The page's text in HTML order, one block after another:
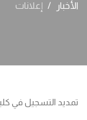
الأخبار إعلانات
تمديد التسجيل في كليات